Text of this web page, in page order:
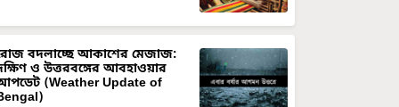
বদলাচ্ছে আকাশের মেজাজ:
ও উত্তরবঙ্গের আবহাওয়ার
(Weather Update of